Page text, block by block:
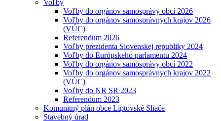
Voľby
Voľby do orgánov samosprávy obcí 2026
Voľby do orgánov samosprávnych krajov 2026
(VÚC)
Referendum 2026
Voľby prezidenta Slovenskej republiky 2024
Voľby do Európskeho parlamentu 2024
Voľby do orgánov samosprávy obcí 2022
Voľby do orgánov samosprávnych krajov 2022
(VÚC)
Voľby do NR SR 2023
Referendum 2023
Komunitný plán obce Liptovské Sliače
Stavebný úrad